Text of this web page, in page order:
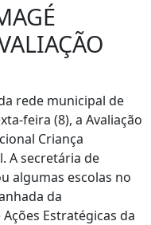
rede municipal de
feira (8), a Avaliação
Criança
A secretária de
algumas escolas no
da
Estratégicas da